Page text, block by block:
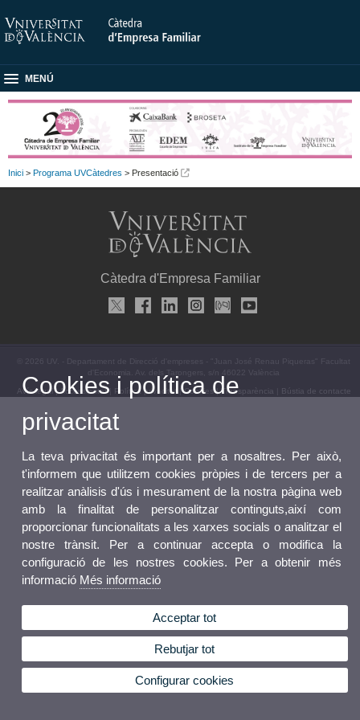
MENÚ
Inici > Programa UVCàtedres > Presentació
Càtedra d'Empresa Familiar
© 2026 UV. - Departament de Direcció d'empreses - "Juan José Renau Piqueras" Facultat
d'Economia. Av. dels Tarongers, s/n 46022 València
Avís legal|Accessibilitat| Política privacitat |Cookies|Transparència Bústia de contacte
Cookies i política de
privacitat
La teva privacitat és important per a nosaltres. Per això,
t'informem que utilitzem cookies pròpies i de tercers per a
realitzar anàlisis d'ús i mesurament de la nostra pàgina web
amb la finalitat de personalitzar continguts,així com
proporcionar funcionalitats a les xarxes socials o analitzar el
nostre trànsit. Per a continuar accepta o modifica la
configuració de les nostres cookies. Per a obtenir més
informació Més informació
Acceptar tot
Rebutjar tot
Configurar cookies